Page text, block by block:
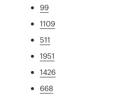
99
1109
511
1951
1426
668